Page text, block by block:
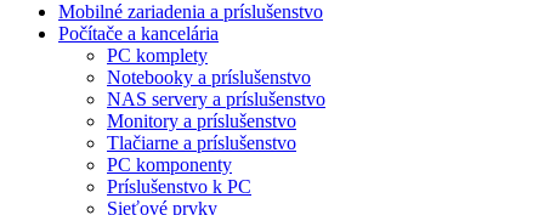
Mobilné zariadenia a príslušenstvo
Počítače a kancelária
PC komplety
Notebooky a príslušenstvo
NAS servery a príslušenstvo
Monitory a príslušenstvo
Tlačiarne a príslušenstvo
PC komponenty
Príslušenstvo k PC
Sieťové prvky